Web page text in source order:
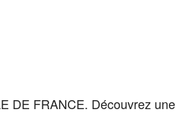
DE FRANCE. Découvrez une